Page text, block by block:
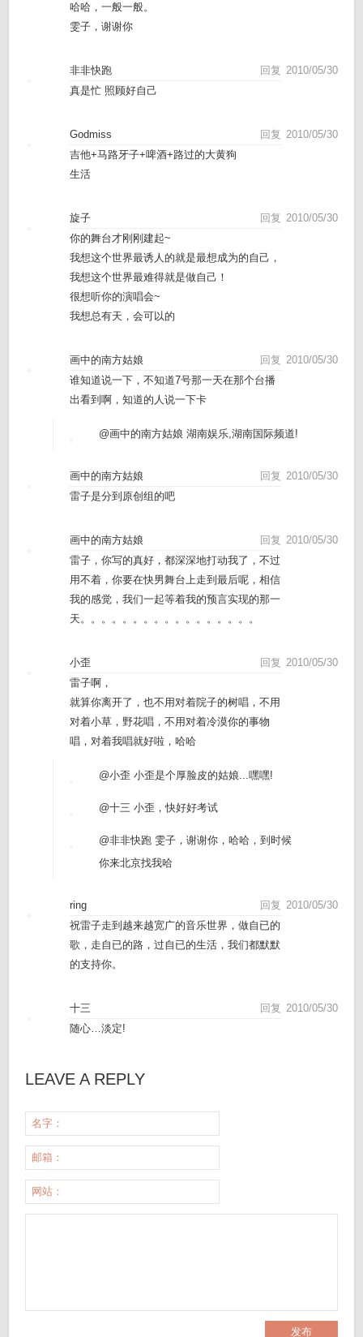
哈哈，一般一般。
雯子，谢谢你
2010/05/30
非非快跑
回复
真是忙 照顾好自己
2010/05/30
Godmiss
回复
吉他+马路牙子+啤酒+路过的大黄狗
生活
2010/05/30
旋子
回复
你的舞台才刚刚建起~
我想这个世界最诱人的就是最想成为的自己，
我想这个世界最难得就是做自己！
很想听你的演唱会~
我想总有天，会可以的
2010/05/30
画中的南方姑娘
回复
谁知道说一下，不知道7号那一天在那个台播
出看到啊，知道的人说一下卡
@画中的南方姑娘 湖南娱乐,湖南国际频道!
2010/05/30
画中的南方姑娘
回复
雷子是分到原创组的吧
2010/05/30
画中的南方姑娘
回复
雷子，你写的真好，都深深地打动我了，不过
用不着，你要在快男舞台上走到最后呢，相信
我的感觉，我们一起等着我的预言实现的那一
天。。。。。。。。。。。。。。。。。
2010/05/30
小歪
回复
雷子啊，
就算你离开了，也不用对着院子的树唱，不用
对着小草，野花唱，不用对着冷漠你的事物
唱，对着我唱就好啦，哈哈
@小歪 小歪是个厚脸皮的姑娘...嘿嘿!
@十三 小歪，快好好考试
@非非快跑 雯子，谢谢你，哈哈，到时候
你来北京找我哈
2010/05/30
ring
回复
祝雷子走到越来越宽广的音乐世界，做自已的
歌，走自已的路，过自已的生活，我们都默默
的支持你。
2010/05/30
十三
回复
随心…淡定!
LEAVE A REPLY
名字：
邮箱：
网站：